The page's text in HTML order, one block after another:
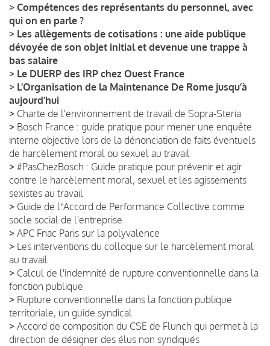
> Compétences des représentants du personnel, avec
qui on en parle ?
> Les allègements de cotisations : une aide publique
dévoyée de son objet initial et devenue une trappe à
bas salaire
> Le DUERP des IRP chez Ouest France
> L’Organisation de la Maintenance De Rome jusqu’à
aujourd’hui
> Charte de l'environnement de travail de Sopra-Steria
> Bosch France : guide pratique pour mener une enquête
interne objective lors de la dénonciation de faits éventuels
de harcèlement moral ou sexuel au travail
> #PasChezBosch : Guide pratique pour prévenir et agir
contre le harcèlement moral, sexuel et les agissements
sexistes au travail
> Guide de lʼAccord de Performance Collective comme
socle social de l'entreprise
> APC Fnac Paris sur la polyvalence
> Les interventions du colloque sur le harcèlement moral
au travail
> Calcul de l'indemnité de rupture conventionnelle dans la
fonction publique
> Rupture conventionnelle dans la fonction publique
territoriale, un guide syndical
> Accord de composition du CSE de Flunch qui permet à la
direction de désigner des élus non syndiqués